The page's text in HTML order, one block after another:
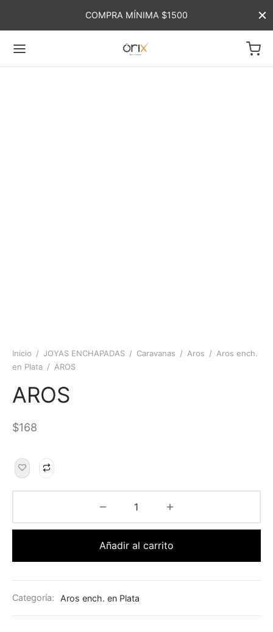
COMPRA MÍNIMA $1500
Inicio / JOYAS ENCHAPADAS / Caravanas / Aros / Aros ench.
en Plata / AROS
AROS
$168
Añadir al carrito
Categoría: Aros ench. en Plata